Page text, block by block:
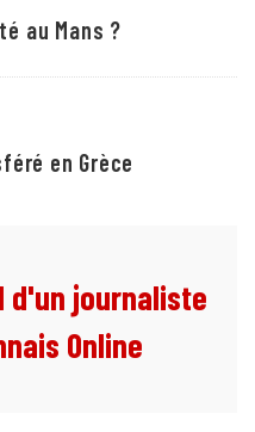
au Mans ?
en Grèce
d'un journaliste
Online